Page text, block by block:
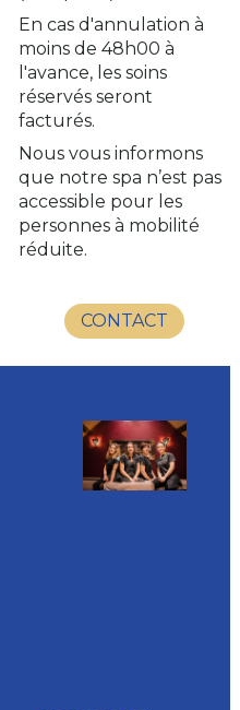
En cas d'annulation à
moins de 48h00 à
l'avance, les soins
réservés seront
facturés.
Nous vous informons
que notre spa n’est pas
accessible pour les
personnes à mobilité
réduite.
CONTACT